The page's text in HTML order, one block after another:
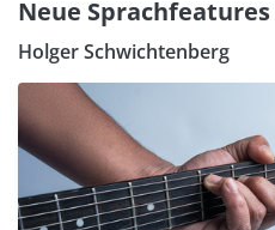
Neue Sprachfeatures
Holger Schwichtenberg